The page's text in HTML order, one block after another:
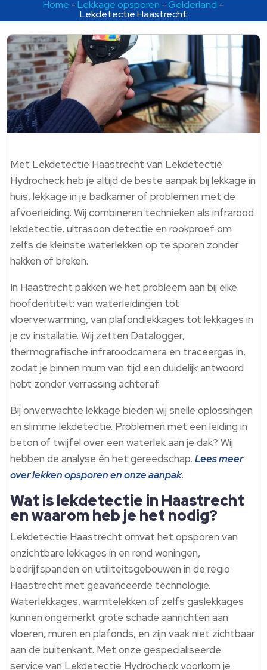
Home -Lekkage opsporen -Gelderland -
Lekdetectie Haastrecht
Met Lekdetectie Haastrecht van Lekdetectie
Hydrocheck heb je altijd de beste aanpak bij lekkage in
huis, lekkage in je badkamer of problemen met de
afvoerleiding.​ Wij combineren technieken als infrarood
lekdetectie, ultrasoon detectie en rookproef om
zelfs de kleinste waterlekken op te sporen zonder
hakken of breken.​
In Haastrecht pakken we het probleem aan bij elke
hoofdentiteit: van waterleidingen tot
vloerverwarming, van plafondlekkages tot lekkages in
je cv installatie.​ Wij zetten Datalogger,
thermografische infraroodcamera en traceergas in,
zodat je binnen mum van tijd een duidelijk antwoord
hebt zonder verrassing achteraf.​
Bij onverwachte lekkage bieden wij snelle oplossingen
en slimme lekdetectie.​ Problemen met een leiding in
beton of twijfel over een waterlek aan je dak? Wij
hebben de analyse én het gereedschap.​Lees meer
over lekken opsporen en onze aanpak.​
Wat is lekdetectie in Haastrecht
en waarom heb je het nodig?
Lekdetectie Haastrecht omvat het opsporen van
onzichtbare lekkages in en rond woningen,
bedrijfspanden en utiliteitsgebouwen in de regio
Haastrecht met geavanceerde technologie.​
Waterlekkages, warmtelekken of zelfs gaslekkages
kunnen ongemerkt grote schade aanrichten aan
vloeren, muren en plafonds, en zijn vaak niet zichtbaar
aan de buitenkant.​ Met onze gespecialiseerde
service van Lekdetectie Hydrocheck voorkom je